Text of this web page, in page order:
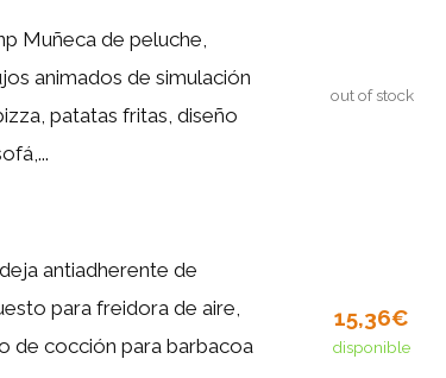
Muñeca de peluche,
animados de simulación
patatas fritas, diseño
out of stock
antiadherente de
para freidora de aire,
de cocción para barbacoa
15,36€
disponible